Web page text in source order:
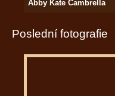
Abby Kate Cambrella
Poslední fotografie